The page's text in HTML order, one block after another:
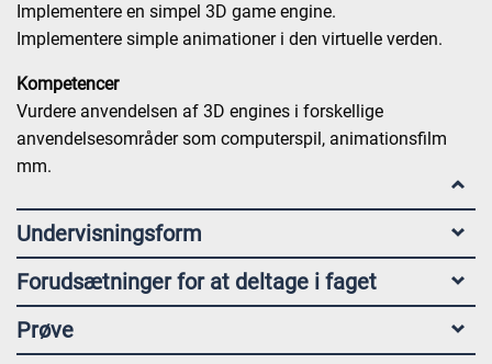
Implementere en simpel 3D game engine.
Implementere simple animationer i den virtuelle verden.
Kompetencer
Vurdere anvendelsen af 3D engines i forskellige
anvendelsesområder som computerspil, animationsfilm
mm.
Undervisningsform
Forudsætninger for at deltage i faget
Prøve